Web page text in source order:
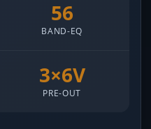
56
BAND-EQ
3×6V
PRE-OUT